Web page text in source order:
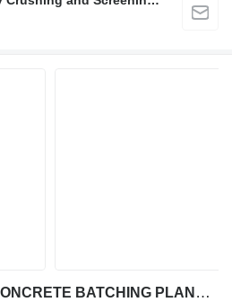
FABO SKIP SYSTEM CONCRETE BATCHING PLANT | 110m3/h Capacity